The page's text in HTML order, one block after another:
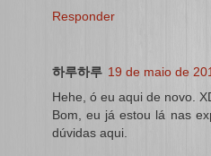
Responder
하루하루 19 de maio de
Hehe, ó eu aqui de novo.
Bom, eu já estou lá nas
dúvidas aqui.